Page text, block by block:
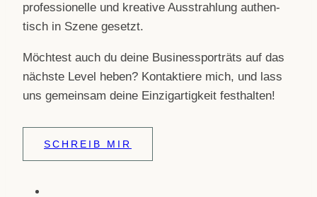
pro­fes­sio­nelle und krea­tive Aus­strah­lung authen­
tisch in Szene gesetzt.
Möch­test auch du deine Busi­ness­por­träts auf das
nächste Level heben? Kon­tak­tiere mich, und lass
uns gemein­sam deine Ein­zig­ar­tig­keit festhalten!
SCHREIB MIR